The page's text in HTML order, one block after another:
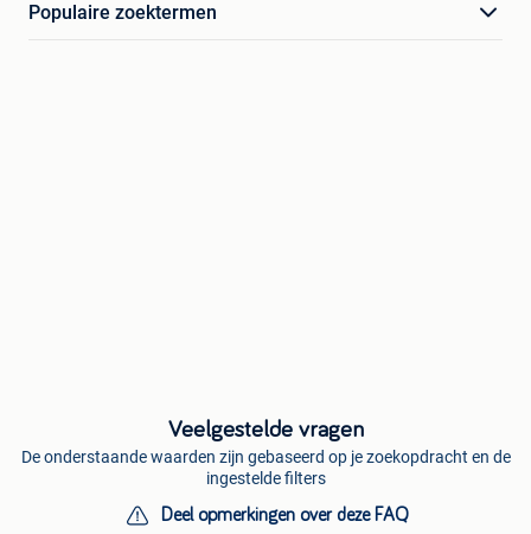
Populaire zoektermen
Veelgestelde vragen
De onderstaande waarden zijn gebaseerd op je zoekopdracht en de
ingestelde filters
Deel opmerkingen over deze FAQ